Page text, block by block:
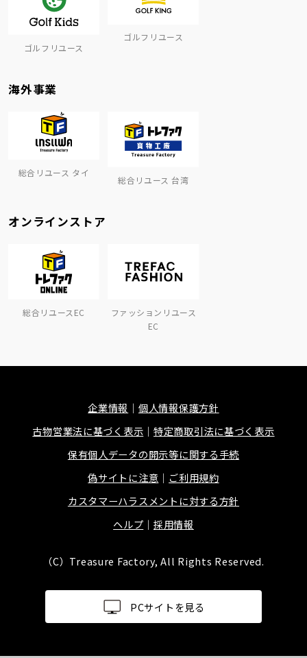
ゴルフリユース
ゴルフリユース
海外事業
総合リユース タイ
総合リユース 台湾
オンラインストア
総合リユースEC
ファッションリユース
EC
企業情報
個人情報保護方針
古物営業法に基づく表示
特定商取引法に基づく表示
保有個人データの開示等に関する手続
偽サイトに注意
ご利用規約
カスタマーハラスメントに対する方針
ヘルプ
採用情報
（C）Treasure Factory, All Rights Reserved.
PCサイトを見る